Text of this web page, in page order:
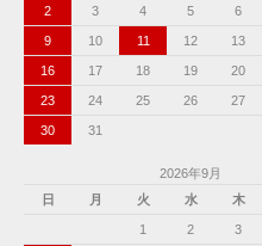
2 3 4 5 6
9 10 11 12 13
16 17 18 19 20
23 24 25 26 27
30 31
2026年9月
日
月 火 水 木
1 2 3